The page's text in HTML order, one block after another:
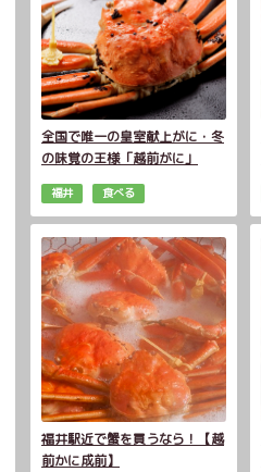
全国で唯一の皇室献上がに・冬
の味覚の王様「越前がに」
福井 食べる
福井駅近で蟹を買うなら！【越
前かに成前】